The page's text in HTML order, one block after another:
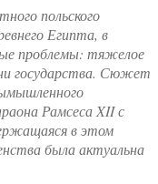
польского
Египта, в
проблемы: тяжелое
государства. Сюжет
Рамсеса XII с
в этом
была актуальна